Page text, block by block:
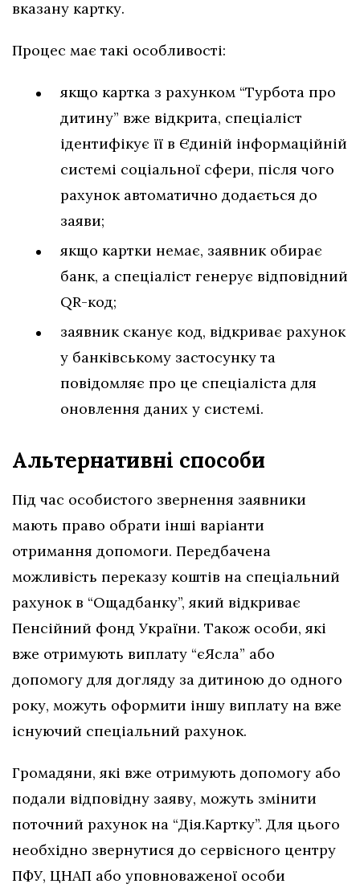
вказану картку.
Процес має такі особливості:
якщо картка з рахунком “Турбота про
дитину” вже відкрита, спеціаліст
ідентифікує її в Єдиній інформаційній
системі соціальної сфери, після чого
рахунок автоматично додається до
заяви;
якщо картки немає, заявник обирає
банк, а спеціаліст генерує відповідний
QR-код;
заявник сканує код, відкриває рахунок
у банківському застосунку та
повідомляє про це спеціаліста для
оновлення даних у системі.
Альтернативні способи
Під час особистого звернення заявники
мають право обрати інші варіанти
отримання допомоги. Передбачена
можливість переказу коштів на спеціальний
рахунок в “Ощадбанку”, який відкриває
Пенсійний фонд України. Також особи, які
вже отримують виплату “єЯсла” або
допомогу для догляду за дитиною до одного
року, можуть оформити іншу виплату на вже
існуючий спеціальний рахунок.
Громадяни, які вже отримують допомогу або
подали відповідну заяву, можуть змінити
поточний рахунок на “Дія.Картку”. Для цього
необхідно звернутися до сервісного центру
ПФУ, ЦНАП або уповноваженої особи